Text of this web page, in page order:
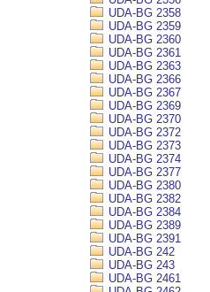
UDA-BG 2358
UDA-BG 2359
UDA-BG 2360
UDA-BG 2361
UDA-BG 2363
UDA-BG 2366
UDA-BG 2367
UDA-BG 2369
UDA-BG 2370
UDA-BG 2372
UDA-BG 2373
UDA-BG 2374
UDA-BG 2377
UDA-BG 2380
UDA-BG 2382
UDA-BG 2384
UDA-BG 2389
UDA-BG 2391
UDA-BG 242
UDA-BG 243
UDA-BG 2461